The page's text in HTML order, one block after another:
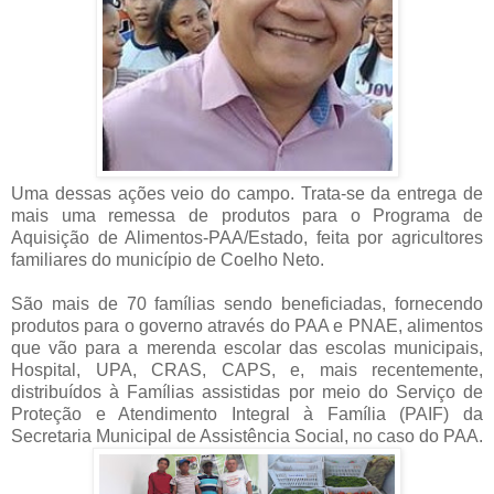
Uma dessas ações veio do campo. Trata-se da entrega de
mais uma remessa de produtos para o Programa de
Aquisição de Alimentos-PAA/Estado, feita por agricultores
familiares do município de Coelho Neto.
São mais de 70 famílias sendo beneficiadas, fornecendo
produtos para o governo através do PAA e PNAE, alimentos
que vão para a merenda escolar das escolas municipais,
Hospital, UPA, CRAS, CAPS, e, mais recentemente,
distribuídos à Famílias assistidas por meio do Serviço de
Proteção e Atendimento Integral à Família (PAIF) da
Secretaria Municipal de Assistência Social, no caso do PAA.